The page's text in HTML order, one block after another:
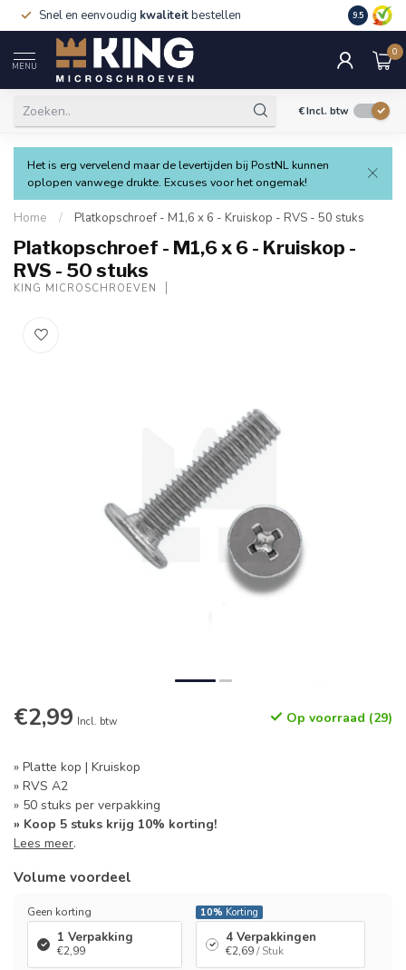
Snel en eenvoudig kwaliteitbestellen 9.5
MENU
0
€Incl. btw
Het is erg vervelend maar de levertijden bij PostNL kunnen
oplopen vanwege drukte. Excuses voor het ongemak!
Home / Platkopschroef - M1,6 x 6 - Kruiskop - RVS - 50 stuks
Platkopschroef - M1,6 x 6 - Kruiskop -
RVS - 50 stuks
KING MICROSCHROEVEN
€2,99 Incl. btw Op voorraad (29)
» Platte kop | Kruiskop
» RVS A2
» 50 stuks per verpakking
» Koop 5 stuks krijg 10% korting!
Lees meer.
Volume voordeel
Geen korting
1 Verpakking
€2,99
10% Korting
4 Verpakkingen
€2,69/ Stuk